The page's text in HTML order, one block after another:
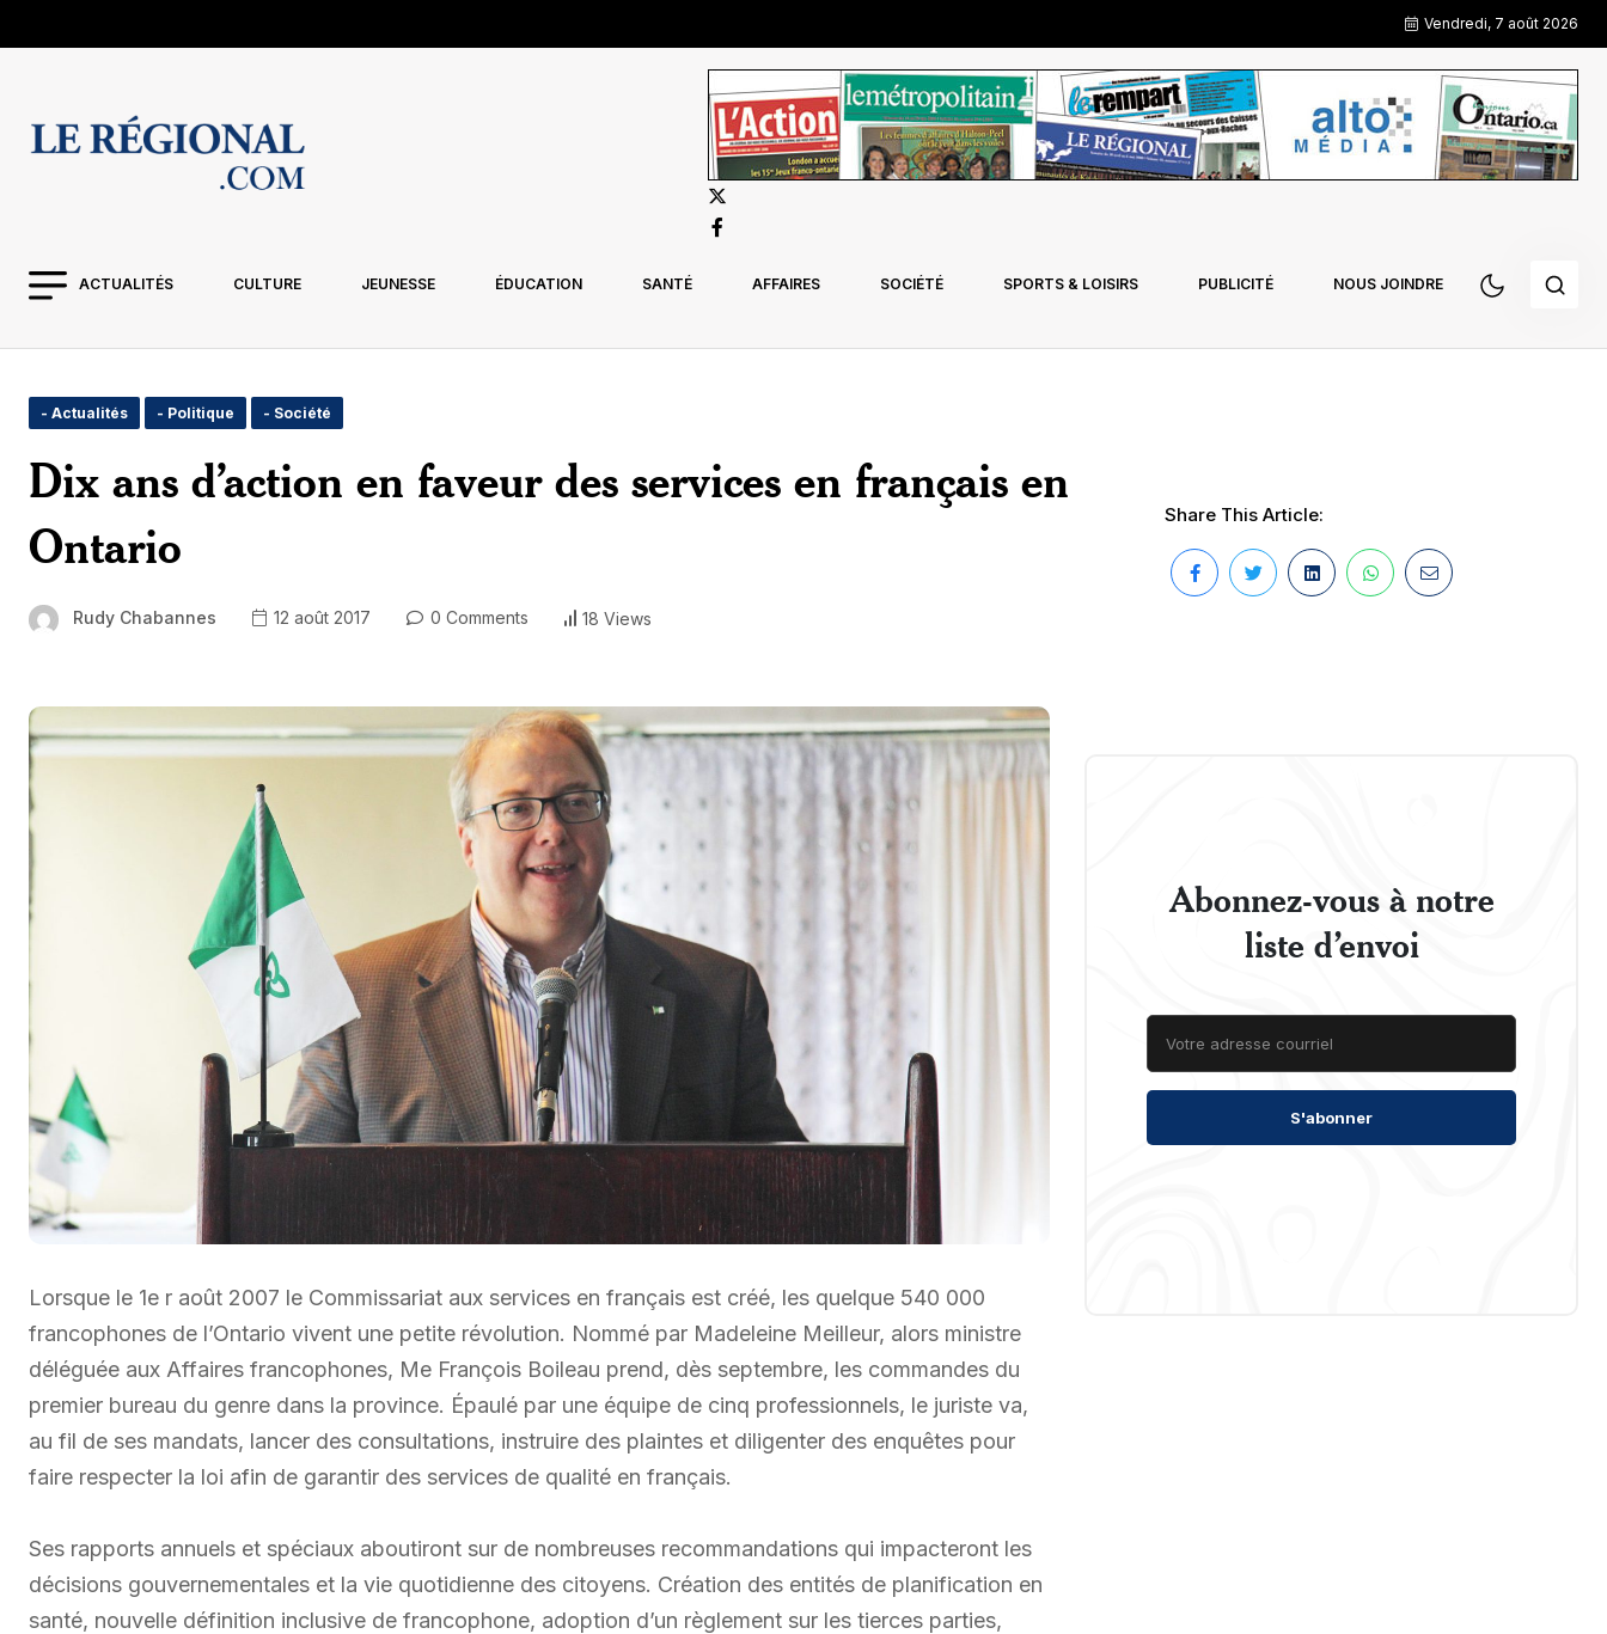
Vendredi, 7 août 2026
ACTUALITÉS CULTURE JEUNESSE ÉDUCATION SANTÉ AFFAIRES SOCIÉTÉ SPORTS & LOISIRS PUBLICITÉ NOUS JOINDRE
- Actualités - Politique - Société
Dix ans d’action en faveur des services en français en
Ontario
Rudy Chabannes 12 août 2017 0 Comments 18 Views
Share This Article:
Lorsque le 1e r août 2007 le Commissariat aux services en français est créé, les quelque 540 000
francophones de l’Ontario vivent une petite révolution. Nommé par Madeleine Meilleur, alors ministre
déléguée aux Affaires francophones, Me François Boileau prend, dès septembre, les commandes du
premier bureau du genre dans la province. Épaulé par une équipe de cinq professionnels, le juriste va,
au fil de ses mandats, lancer des consultations, instruire des plaintes et diligenter des enquêtes pour
faire respecter la loi afin de garantir des services de qualité en français.
Ses rapports annuels et spéciaux aboutiront sur de nombreuses recommandations qui impacteront les
décisions gouvernementales et la vie quotidienne des citoyens. Création des entités de planification en
santé, nouvelle définition inclusive de francophone, adoption d’un règlement sur les tierces parties,
Abonnez-vous à notre
liste d’envoi